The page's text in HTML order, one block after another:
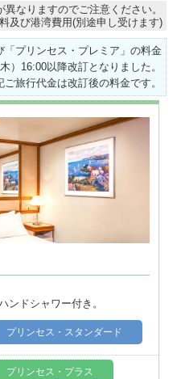
なりますのでご注意ください。
及び港湾費用(別途申し受けます)
プリンセス・プレミア」の料金
）16:00以降改訂となりました。
ご旅行代金は改訂後の料金です。
ンドシャワー付き。
プリンセス・スタンダード
プリンセス・プラス